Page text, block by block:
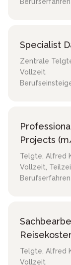
Specialist
Zentrale
Vollzeit
Projects
Telgte, Alfred
Vollzeit,
Telgte, Alfred
Vollzeit